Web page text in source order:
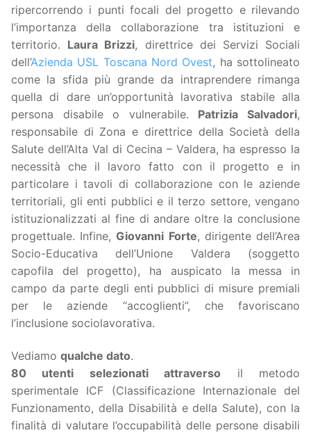
ripercorrendo i punti focali del progetto e rilevando
l’importanza della collaborazione tra istituzioni e
territorio. Laura Brizzi, direttrice dei Servizi Sociali
dell’Azienda USL Toscana Nord Ovest, ha sottolineato
come la sfida più grande da intraprendere rimanga
quella di dare un’opportunità lavorativa stabile alla
persona disabile o vulnerabile. Patrizia Salvadori,
responsabile di Zona e direttrice della Società della
Salute dell’Alta Val di Cecina – Valdera, ha espresso la
necessità che il lavoro fatto con il progetto e in
particolare i tavoli di collaborazione con le aziende
territoriali, gli enti pubblici e il terzo settore, vengano
istituzionalizzati al fine di andare oltre la conclusione
progettuale. Infine, Giovanni Forte, dirigente dell’Area
Socio-Educativa dell’Unione Valdera (soggetto
capofila del progetto), ha auspicato la messa in
campo da parte degli enti pubblici di misure premiali
per le aziende “accoglienti”, che favoriscano
l’inclusione sociolavorativa.
Vediamo qualche dato.
80 utenti selezionati attraverso il metodo
sperimentale ICF (Classificazione Internazionale del
Funzionamento, della Disabilità e della Salute), con la
finalità di valutare l’occupabilità delle persone disabili